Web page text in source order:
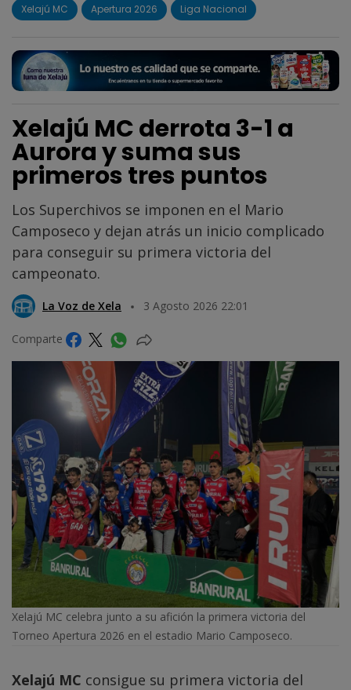
Xelajú MC Apertura 2026 Liga Nacional
Xelajú MC derrota 3-1 a
Aurora y suma sus
primeros tres puntos
Los Superchivos se imponen en el Mario
Camposeco y dejan atrás un inicio complicado
para conseguir su primera victoria del
campeonato.
La Voz de Xela 3 Agosto 2026 22:01
Comparte
Xelajú MC celebra junto a su afición la primera victoria del
Torneo Apertura 2026 en el estadio Mario Camposeco.
Xelajú MC consigue su primera victoria del